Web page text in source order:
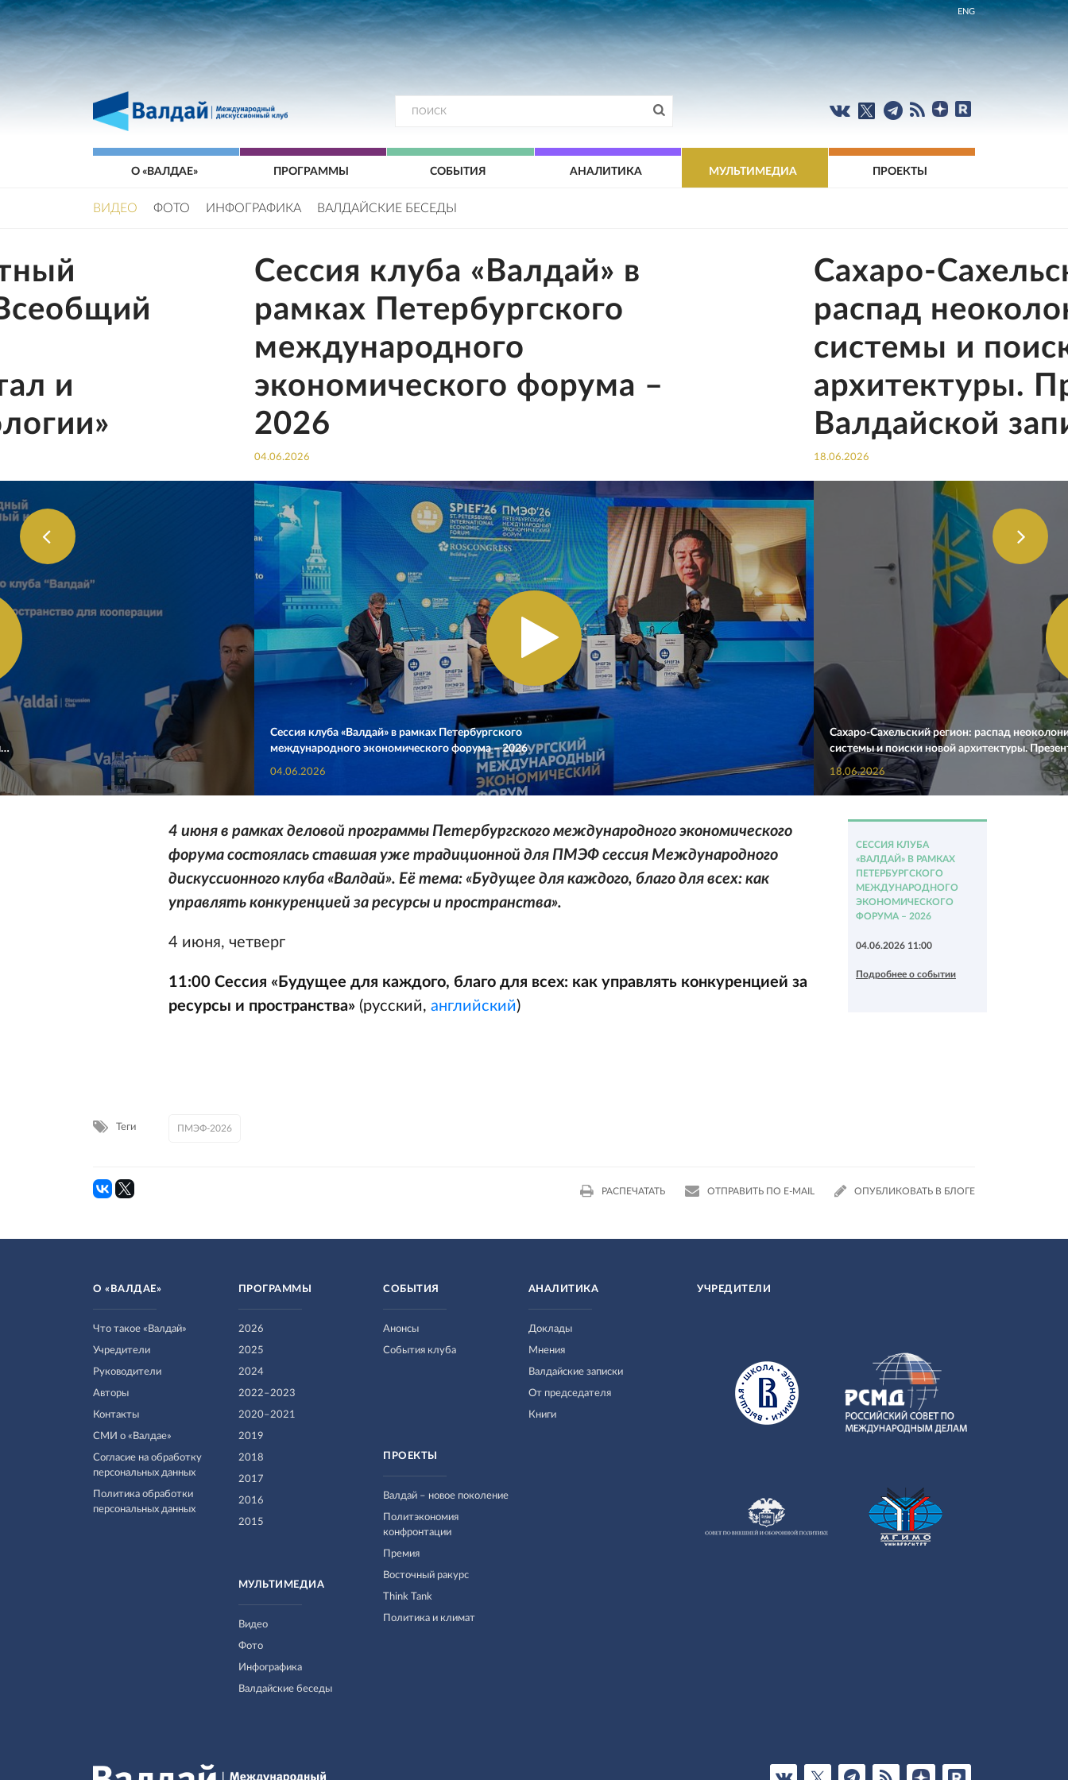
ENG
О «ВАЛДАЕ» ПРОГРАММЫ СОБЫТИЯ АНАЛИТИКА МУЛЬТИМЕДИА ПРОЕКТЫ
ВИДЕО ФОТО ИНФОГРАФИКА ВАЛДАЙСКИЕ БЕСЕДЫ
и
Сессия клуба «Валдай» в
рамках Петербургского
международного
экономического форума –
2026
04.06.2026
Сессия клуба «Валдай» в рамках Петербургского
международного экономического форума – 2026
04.06.2026
Сахаро-
распад
системы и
архитектуры.
Валдайской
18.06.2026
Сахаро-Сахельский регион: распад
системы и поиски новой архитектуры.
18.06.2026
4 июня в рамках деловой программы Петербургского международного экономического
форума состоялась ставшая уже традиционной для ПМЭФ сессия Международного
дискуссионного клуба «Валдай». Её тема: «Будущее для каждого, благо для всех: как
управлять конкуренцией за ресурсы и пространства».
4 июня, четверг
11:00 Сессия «Будущее для каждого, благо для всех: как управлять конкуренцией за
ресурсы и пространства» (русский, английский)
СЕССИЯ КЛУБА
«ВАЛДАЙ» В РАМКАХ
ПЕТЕРБУРГСКОГО
МЕЖДУНАРОДНОГО
ЭКОНОМИЧЕСКОГО
ФОРУМА – 2026
04.06.2026 11:00
Подробнее о событии
Теги ПМЭФ-2026
РАСПЕЧАТАТЬ ОТПРАВИТЬ ПО E-MAIL ОПУБЛИКОВАТЬ В БЛОГЕ
О «ВАЛДАЕ»
Что такое «Валдай»
Учредители
Руководители
Авторы
Контакты
СМИ о «Валдае»
Согласие на обработку
персональных данных
Политика обработки
персональных данных
ПРОГРАММЫ
2026
2025
2024
2022–2023
2020–2021
2019
2018
2017
2016
2015
МУЛЬТИМЕДИА
Видео
Фото
Инфографика
Валдайские беседы
СОБЫТИЯ
Анонсы
События клуба
ПРОЕКТЫ
Валдай – новое поколение
Политэкономия
конфронтации
Премия
Восточный ракурс
Think Tank
Политика и климат
АНАЛИТИКА
Доклады
Мнения
Валдайские записки
От председателя
Книги
УЧРЕДИТЕЛИ